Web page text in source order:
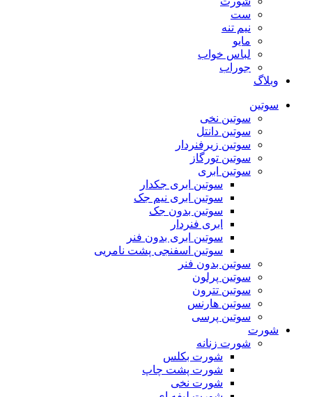
ست
نیم تنه
مایو
لباس خواب
جوراب
وبلاگ
سوتین
سوتین نخی
سوتین دانتل
سوتین زیرفنردار
سوتین تورگاز
سوتین ابری
سوتین ابری جکدار
سوتین ابری نیم جک
سوتین بدون جک
ابری فنردار
سوتین ابری بدون فنر
سوتین اسفنجی پشت نامریی
سوتین بدون فنر
سوتین پرلون
سوتین تترون
سوتین هارنس
سوتین پرسی
شورت
شورت زنانه
شورت بکلس
شورت پشت چاپ
شورت نخی